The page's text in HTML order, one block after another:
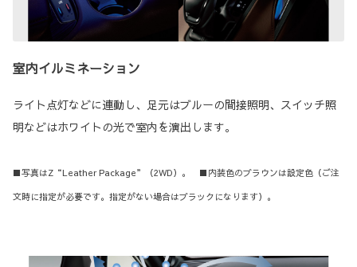
室内イルミネーション
ライト点灯などに連動し、足元はブルーの間接照明、スイッチ照
明などはホワイトの光で室内を演出します。
■写真はZ“Leather Package”（2WD）。 ■内装色のブラウンは設定色（ご注
文時に指定が必要です。指定がない場合はブラックになります）。